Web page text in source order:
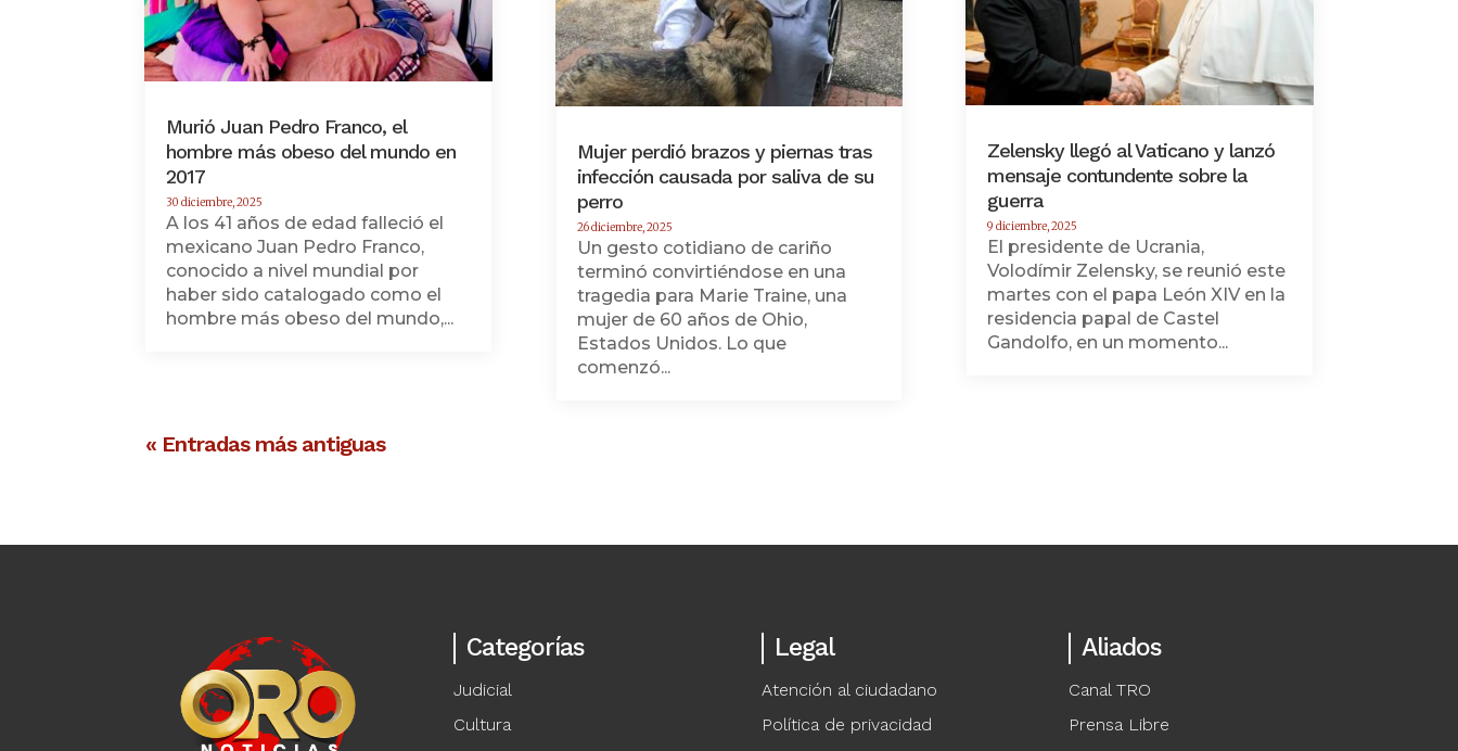
Murió Juan Pedro Franco, el
hombre más obeso del mundo en
2017
30 diciembre, 2025
A los 41 años de edad falleció el
mexicano Juan Pedro Franco,
conocido a nivel mundial por
haber sido catalogado como el
hombre más obeso del mundo,...
Mujer perdió brazos y piernas tras
infección causada por saliva de su
perro
26 diciembre, 2025
Un gesto cotidiano de cariño
terminó convirtiéndose en una
tragedia para Marie Traine, una
mujer de 60 años de Ohio,
Estados Unidos. Lo que
comenzó...
Zelensky llegó al Vaticano y lanzó
mensaje contundente sobre la
guerra
9 diciembre, 2025
El presidente de Ucrania,
Volodímir Zelensky, se reunió este
martes con el papa León XIV en la
residencia papal de Castel
Gandolfo, en un momento...
« Entradas más antiguas
Categorías
Judicial
Cultura
Legal
Atención al ciudadano
Política de privacidad
Aliados
Canal TRO
Prensa Libre